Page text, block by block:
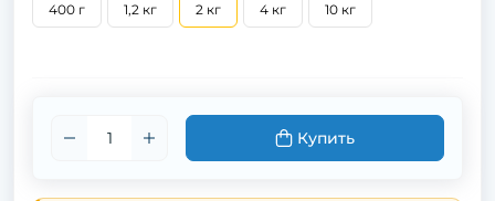
400 г 1,2 кг 2 кг 4 кг 10 кг
Купить